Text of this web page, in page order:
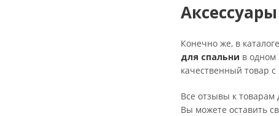
Конечно же, в
для спальни в одном
качественный товар
Все отзывы к товарам
Вы можете оставить